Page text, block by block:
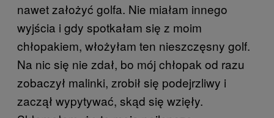
nawet założyć golfa. Nie miałam innego
wyjścia i gdy spotkałam się z moim
chłopakiem, włożyłam ten nieszczęsny golf.
Na nic się nie zdał, bo mój chłopak od razu
zobaczył malinki, zrobił się podejrzliwy i
zaczął wypytywać, skąd się wzięły.